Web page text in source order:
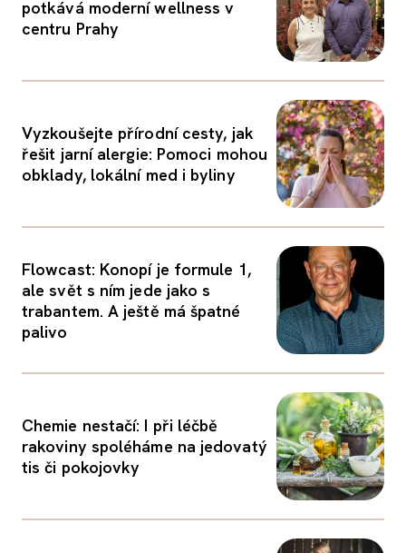
potkává moderní wellness v
centru Prahy
Vyzkoušejte přírodní cesty, jak
řešit jarní alergie: Pomoci mohou
obklady, lokální med i byliny
Flowcast: Konopí je formule 1,
ale svět s ním jede jako s
trabantem. A ještě má špatné
palivo
Chemie nestačí: I při léčbě
rakoviny spoléháme na jedovatý
tis či pokojovky